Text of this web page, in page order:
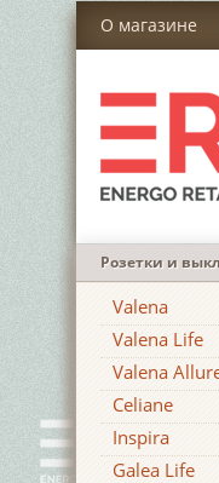
О магазине
Розетки и
Valena
Valena Life
Valena
Celiane
Inspira
Galea Life